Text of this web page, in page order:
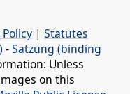
| Statutes
-Satzung (binding
Unless
on this